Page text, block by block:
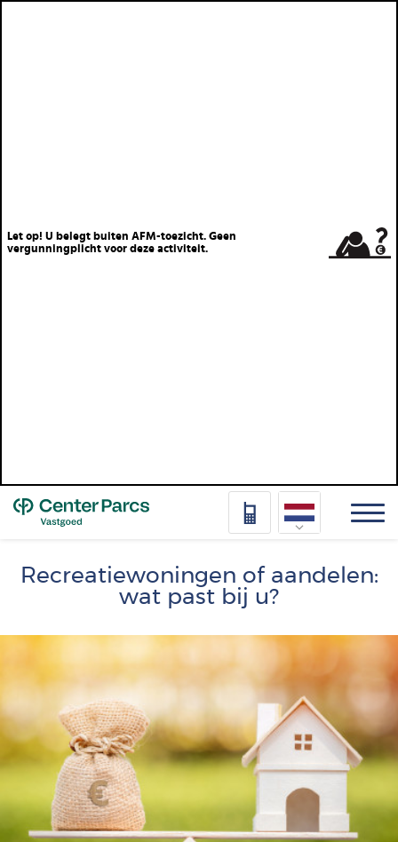
Let op! U belegt buiten AFM-toezicht. Geen
vergunningplicht voor deze activiteit.
Deutsch
Français
Recreatiewoningen of aandelen:
wat past bij u?